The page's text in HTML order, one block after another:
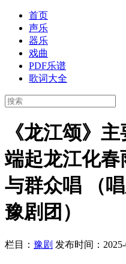
首页
声乐
器乐
戏曲
PDF乐谱
歌词大全
《龙江颂》
端起龙江化
与群众唱 （
豫剧团）
栏目： 豫剧 发布时间：